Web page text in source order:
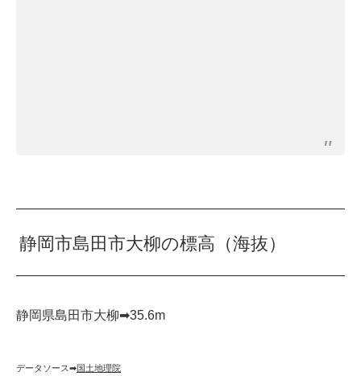
静岡市島田市大柳の標高（海抜）
静岡県島田市大柳➡︎35.6m
データソース➡︎国土地理院